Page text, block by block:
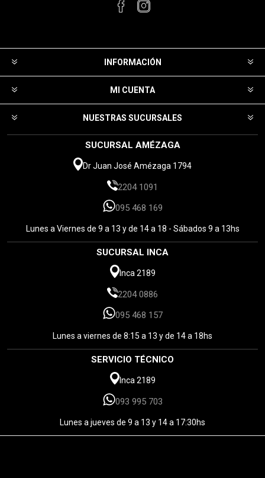
INFORMACIÓN
MI CUENTA
NUESTRAS SUCURSALES
SUCURSAL AMÉZAGA
Dr Juan José Amézaga 1794
2204 1091
095 468 169
Lunes a Viernes de 9 a 13 y de 14 a 18 - Sábados 9 a 13hs
SUCURSAL INCA
Inca 2189
2204 0886
095 468 157
Lunes a viernes de 8:15 a 13 y de 14 a 18hs
SERVICIO TÉCNICO
Inca 2189
093 995 703
Lunes a jueves de 9 a 13 y 14 a 17:30hs